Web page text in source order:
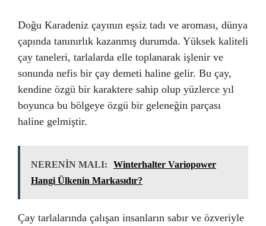
Doğu Karadeniz çayının eşsiz tadı ve aroması, dünya
çapında tanınırlık kazanmış durumda. Yüksek kaliteli
çay taneleri, tarlalarda elle toplanarak işlenir ve
sonunda nefis bir çay demeti haline gelir. Bu çay,
kendine özgü bir karaktere sahip olup yüzlerce yıl
boyunca bu bölgeye özgü bir geleneğin parçası
haline gelmiştir.
NERENİN MALI:
Winterhalter Variopower
Hangi Ülkenin Markasıdır?
Çay tarlalarında çalışan insanların sabır ve özveriyle